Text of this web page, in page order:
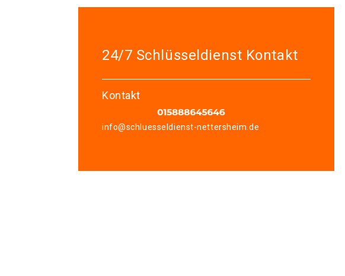
24/7 Schlüsseldienst Kontakt
Kontakt
info@schluesseldienst-nettersheim.de